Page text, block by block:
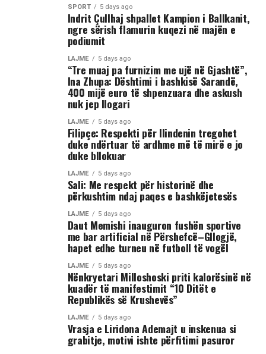
Përkundër faktit se po shtrihej në rrugë, në incizim
shihet se sulmi ka vazhduar me goditje të shumta ndaj
trupit të tij, gjë që ka shkaktuar reagime dhe dënime të
ashpra në rrjetet sociale.(INA)
SPORT 5 days ago
Indrit Çullhaj shpallet Kampion i Ballkanit,
ngre sërish flamurin kuqezi në majën e
podiumit
LAJME 5 days ago
“Tre muaj pa furnizim me ujë në Gjashtë”,
Ina Zhupa: Dështimi i bashkisë Sarandë,
400 mijë euro të shpenzuara dhe askush
nuk jep llogari
LAJME 5 days ago
Filipçe: Respekti për Ilindenin tregohet
duke ndërtuar të ardhme më të mirë e jo
duke bllokuar
LAJME 5 days ago
Sali: Me respekt për historinë dhe
përkushtim ndaj paqes e bashkëjetesës
LAJME 5 days ago
Daut Memishi inauguron fushën sportive
me bar artificial në Përshefcë–Gllogjë,
hapet edhe turneu në futboll të vogël
LAJME 5 days ago
Nënkryetari Milloshoski priti kalorësinë në
kuadër të manifestimit “10 Ditët e
Republikës së Krushevës”
LAJME 5 days ago
Vrasja e Liridona Ademajt u inskenua si
grabitje, motivi ishte përfitimi pasuror